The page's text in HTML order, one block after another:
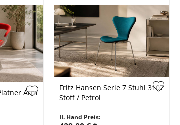
Arm
Fritz Hansen Serie 7 Stuhl 3107
Stoff / Petrol
II. Hand Preis: